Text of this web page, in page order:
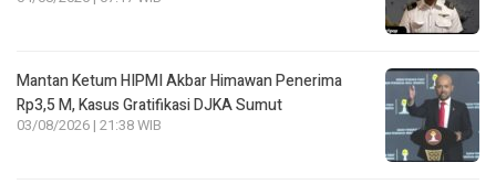
Mantan Ketum HIPMI Akbar Himawan Penerima
Rp3,5 M, Kasus Gratifikasi DJKA Sumut
03/08/2026 | 21:38 WIB